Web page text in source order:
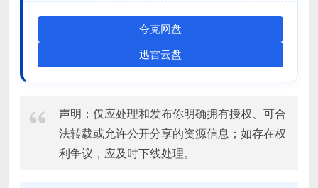
夸克网盘
迅雷云盘
声明：仅应处理和发布你明确拥有授权、可合
法转载或允许公开分享的资源信息；如存在权
利争议，应及时下线处理。